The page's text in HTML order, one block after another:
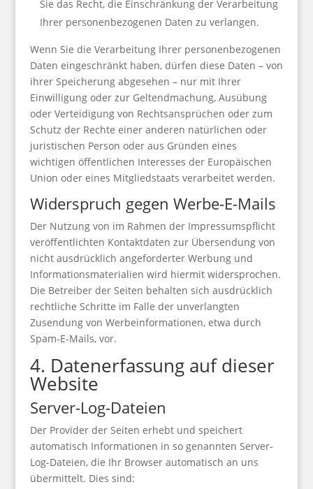
Sie das Recht, die Einschränkung der Verarbeitung
Ihrer personenbezogenen Daten zu verlangen.
Wenn Sie die Verarbeitung Ihrer personenbezogenen
Daten eingeschränkt haben, dürfen diese Daten – von
ihrer Speicherung abgesehen – nur mit Ihrer
Einwilligung oder zur Geltendmachung, Ausübung
oder Verteidigung von Rechtsansprüchen oder zum
Schutz der Rechte einer anderen natürlichen oder
juristischen Person oder aus Gründen eines
wichtigen öffentlichen Interesses der Europäischen
Union oder eines Mitgliedstaats verarbeitet werden.
Widerspruch gegen Werbe-E-Mails
Der Nutzung von im Rahmen der Impressumspflicht
veröffentlichten Kontaktdaten zur Übersendung von
nicht ausdrücklich angeforderter Werbung und
Informationsmaterialien wird hiermit widersprochen.
Die Betreiber der Seiten behalten sich ausdrücklich
rechtliche Schritte im Falle der unverlangten
Zusendung von Werbeinformationen, etwa durch
Spam-E-Mails, vor.
4. Datenerfassung auf dieser
Website
Server-Log-Dateien
Der Provider der Seiten erhebt und speichert
automatisch Informationen in so genannten Server-
Log-Dateien, die Ihr Browser automatisch an uns
übermittelt. Dies sind: